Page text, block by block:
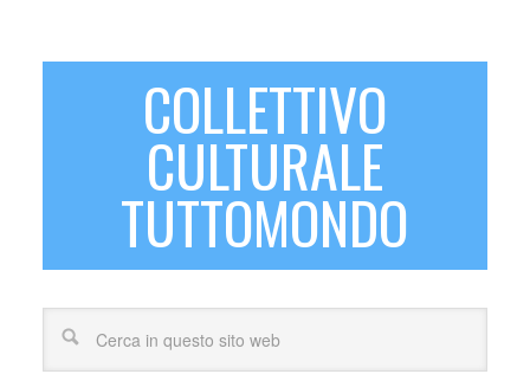
COLLETTIVO
CULTURALE
TUTTOMONDO